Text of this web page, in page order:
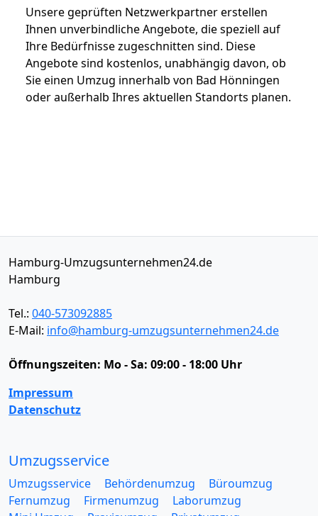
Unsere geprüften Netzwerkpartner erstellen
Ihnen unverbindliche Angebote, die speziell auf
Ihre Bedürfnisse zugeschnitten sind. Diese
Angebote sind kostenlos, unabhängig davon, ob
Sie einen Umzug innerhalb von Bad Hönningen
oder außerhalb Ihres aktuellen Standorts planen.
Hamburg-Umzugsunternehmen24.de
Hamburg
Tel.: 040-573092885
E-Mail: info@hamburg-umzugsunternehmen24.de
Öffnungszeiten: Mo - Sa: 09:00 - 18:00 Uhr
Impressum
Datenschutz
Umzugsservice
Umzugsservice Behördenumzug
Büroumzug
Fernumzug
Firmenumzug
Laborumzug